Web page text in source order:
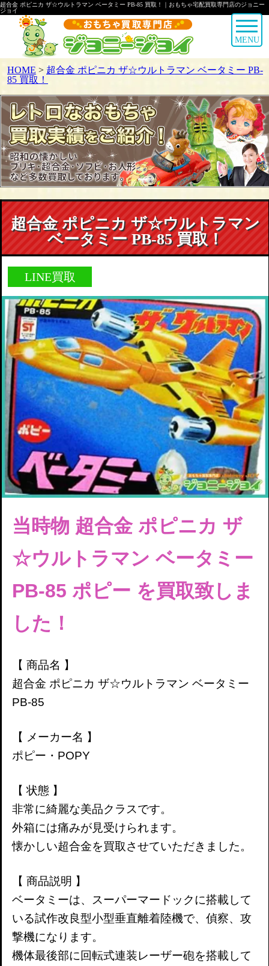
超合金 ポピニカ ザ☆ウルトラマン ベータミー PB-85 買取！｜おもちゃ宅配買取専門店のジョニー
ジョイ
MENU
HOME > 超合金 ポピニカ ザ☆ウルトラマン ベータミー PB-
85 買取！
超合金 ポピニカ ザ☆ウルトラマン
ベータミー PB-85 買取！
LINE買取
当時物 超合金 ポピニカ ザ
☆ウルトラマン ベータミー
PB-85 ポピー を買取致しま
した！
【 商品名 】
超合金 ポピニカ ザ☆ウルトラマン ベータミー
PB-85
【 メーカー名 】
ポピー・POPY
【 状態 】
非常に綺麗な美品クラスです。
外箱には痛みが見受けられます。
懐かしい超合金を買取させていただきました。
【 商品説明 】
ベータミーは、スーパーマードックに搭載して
いる試作改良型小型垂直離着陸機で、偵察、攻
撃機になります。
機体最後部に回転式連装レーザー砲を搭載して